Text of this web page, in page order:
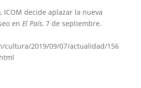
ICOM decide aplazar la nueva
en El País, 7 de septiembre.
cultura/2019/09/07/actualidad/156